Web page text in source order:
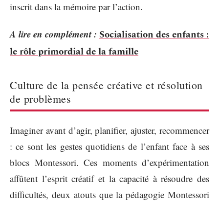
inscrit dans la mémoire par l’action.
A lire en complément : Socialisation des enfants :
le rôle primordial de la famille
Culture de la pensée créative et résolution
de problèmes
Imaginer avant d’agir, planifier, ajuster, recommencer
: ce sont les gestes quotidiens de l’enfant face à ses
blocs Montessori. Ces moments d’expérimentation
affûtent l’esprit créatif et la capacité à résoudre des
difficultés, deux atouts que la pédagogie Montessori